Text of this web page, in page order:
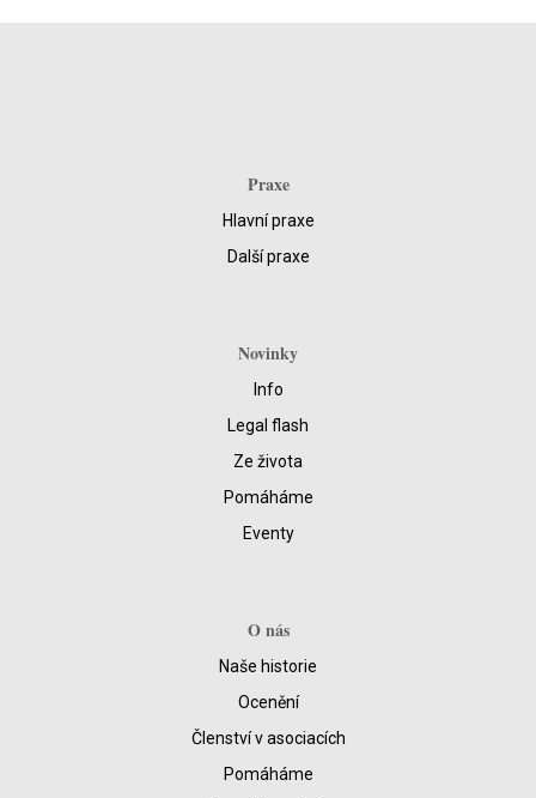
Praxe
Hlavní praxe
Další praxe
Novinky
Info
Legal flash
Ze života
Pomáháme
Eventy
O nás
Naše historie
Ocenění
Členství v asociacích
Pomáháme